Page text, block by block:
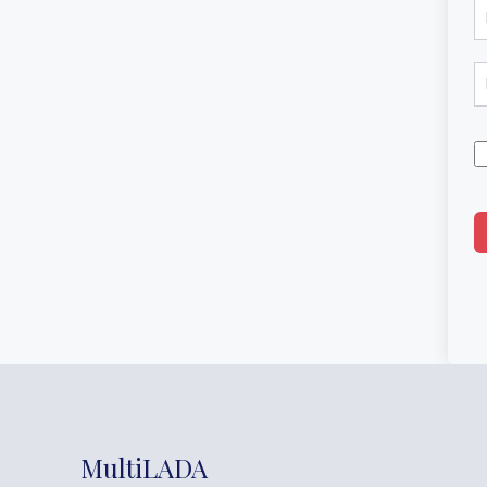
MultiLADA